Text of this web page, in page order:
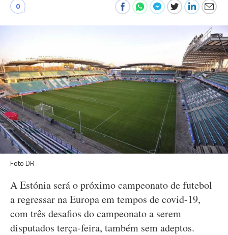
0
Foto DR
A Estónia será o próximo campeonato de futebol
a regressar na Europa em tempos de covid-19,
com três desafios do campeonato a serem
disputados terça-feira, também sem adeptos.